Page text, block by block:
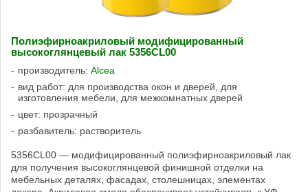
Полиэфирноакриловый модифицированный
высокоглянцевый лак 5356CL00
производитель: Alcea
вид работ: для производства окон и дверей, для
изготовления мебели, для межкомнатных дверей
цвет: прозрачный
разбавитель: растворитель
5356CL00 — модифицированный полиэфирноакриловый лак
для получения высокоглянцевой финишной отделки на
мебельных деталях, фасадах, столешницах, элементах